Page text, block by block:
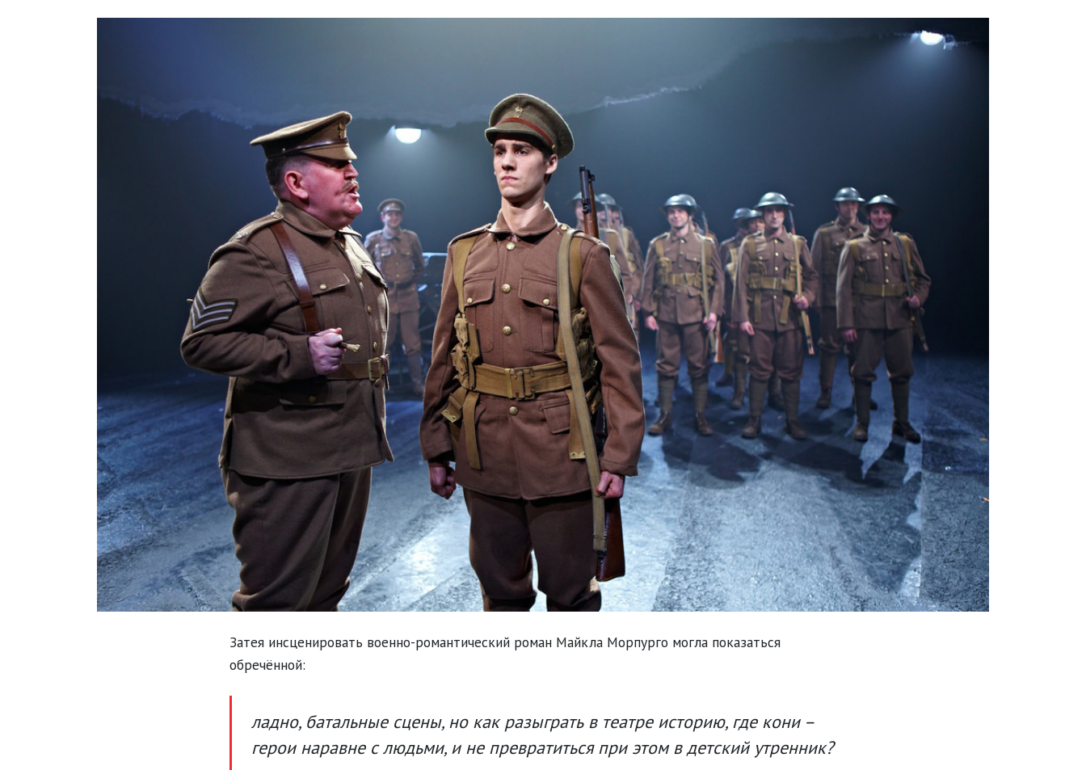
Затея инсценировать военно-романтический роман Майкла Морпурго могла показаться
обречённой:
ладно, батальные сцены, но как разыграть в театре историю, где кони –
герои наравне с людьми, и не превратиться при этом в детский утренник?